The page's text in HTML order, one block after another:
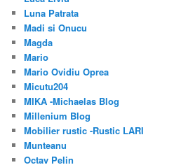
Luna Patrata
Madi si Onucu
Magda
Mario
Mario Ovidiu Oprea
Micutu204
MIKA -Michaelas Blog
Millenium Blog
Mobilier rustic -Rustic LARI
Munteanu
Octav Pelin